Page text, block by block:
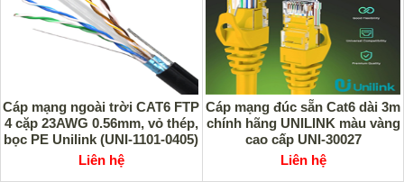
Cáp mạng ngoài trời CAT6 FTP
4 cặp 23AWG 0.56mm, vỏ thép,
bọc PE Unilink (UNI-1101-0405)
Liên hệ
Cáp mạng đúc sẵn Cat6 dài 3m
chính hãng UNILINK màu vàng
cao cấp UNI-30027
Liên hệ